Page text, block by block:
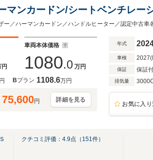
マンカードン/シートベンチレー
チューナー/レーザーライト/認定
車両本体価格
1080.0 万円
Bプラン 1108.6万円
75,600円 詳細を見る
年式
車検
保証 保証
排気量
お気に入り
クチコミ評価： 4.9点（ 151件）